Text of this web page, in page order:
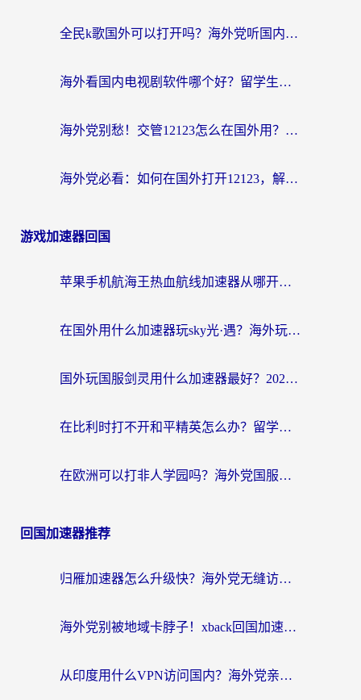
全民k歌国外可以打开吗？海外党听国内音乐听书的实用指南
海外看国内电视剧软件哪个好？留学生亲测有效的追剧加速方案
海外党别愁！交管12123怎么在国外用？一篇搞定回国资源访问难题
海外党必看：如何在国外打开12123，解决小程序登录难题
游戏加速器回国
苹果手机航海王热血航线加速器从哪开启？海外玩家国服畅玩全攻略
在国外用什么加速器玩sky光·遇？海外玩家国服畅玩终极指南（附魔兽世界狂暴传奇解决方案）
国外玩国服剑灵用什么加速器最好？2026海外玩家亲测指南（附魔兽世界怀旧服精灵之境加速技巧）
在比利时打不开和平精英怎么办？留学生亲测有效的国服游戏加速方案
在欧洲可以打非人学园吗？海外党国服游戏不卡顿的终极指南
回国加速器推荐
归雁加速器怎么升级快？海外党无缝访问国内资源的全攻略（附免费VPN推荐Dcard热门款）
海外党别被地域卡脖子！xback回国加速器选择全攻略，轻松刷剧玩国服
从印度用什么VPN访问国内？海外党亲测的无缝回国上网指南